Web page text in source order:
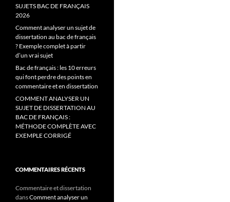
SUJETS BAC DE FRANÇAIS
2026
Comment analyser un sujet de
dissertation au bac de français
? Exemple complet à partir
d’un vrai sujet
Bac de français : les 10 erreurs
qui font perdre des points en
commentaire et en dissertation
COMMENT ANALYSER UN
SUJET DE DISSERTATION AU
BAC DE FRANÇAIS :
MÉTHODE COMPLÈTE AVEC
EXEMPLE CORRIGÉ
COMMENTAIRES RÉCENTS
Commentaire et dissertation
dansComment analyser un